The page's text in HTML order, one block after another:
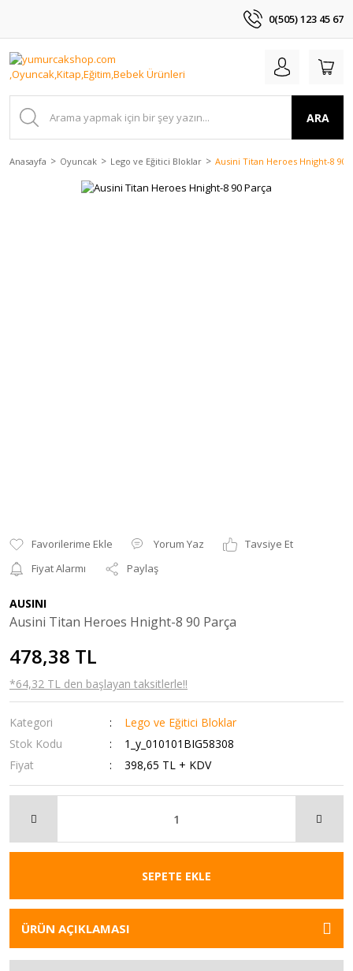
0(505) 123 45 67
ARA
Anasayfa Oyuncak Lego ve Eğitici Bloklar Ausini Titan Heroes Hnight-8 90
Yorum Yaz
Tavsiye Et
Fiyat Alarmı
Paylaş
AUSINI
Ausini Titan Heroes Hnight-8 90 Parça
478,38 TL
*64,32 TL den başlayan taksitlerle!!
Kategori
Lego ve Eğitici Bloklar
Stok Kodu
1_y_010101BIG58308
Fiyat
398,65 TL + KDV
SEPETE EKLE
ÜRÜN AÇIKLAMASI